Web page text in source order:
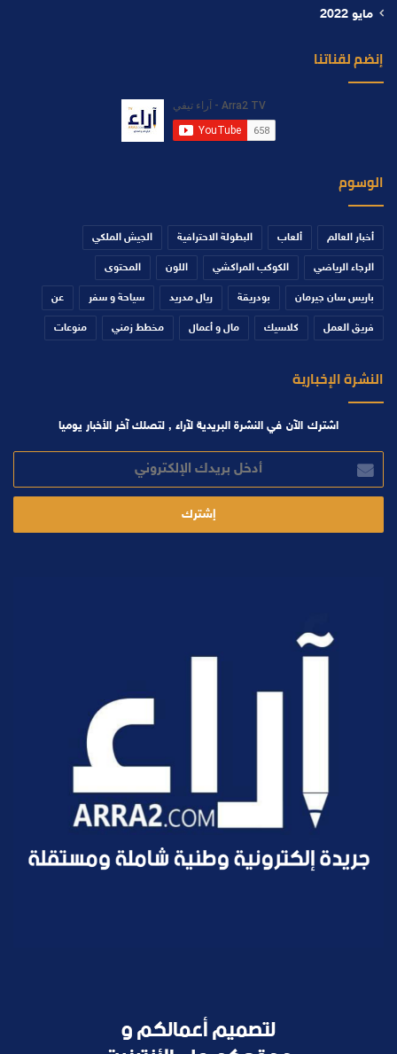
مايو 2022
إنضم لقناتنا
الوسوم
أخبار العالم ألعاب البطولة الاحترافية الجيش الملكي
الرجاء الرياضي الكوكب المراكشي اللون المحتوى
باريس سان جيرمان بودريقة ريال مدريد سياحة و سفر عن
فريق العمل كلاسيك مال و أعمال مخطط زمني منوعات
النشرة الإخبارية
اشترك الآن في النشرة البريدية لآراء , لتصلك آخر الأخبار يوميا
بريدك
الإلكتروني